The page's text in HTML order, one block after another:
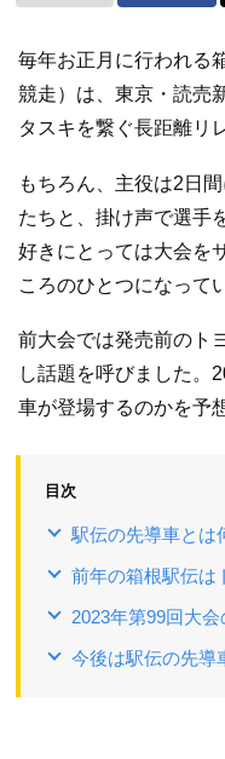
毎年お正月に行われる
競走）は、東京・読売
タスキを繋ぐ長距離リ
もちろん、主役は2日
たちと、掛け声で選手
好きにとっては大会を
ころのひとつになって
前大会では発売前のト
し話題を呼びました。
車が登場するのかを予
目次
駅伝の先導車とは
前年の箱根駅伝は
2023年第99回大
今後は駅伝の先導